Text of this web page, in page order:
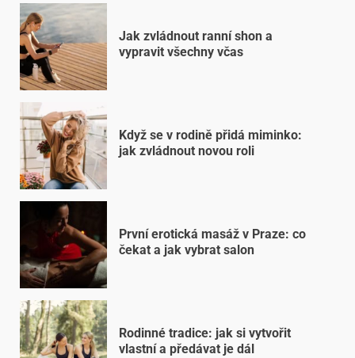
Jak zvládnout ranní shon a
vypravit všechny včas
Když se v rodině přidá miminko:
jak zvládnout novou roli
První erotická masáž v Praze: co
čekat a jak vybrat salon
Rodinné tradice: jak si vytvořit
vlastní a předávat je dál